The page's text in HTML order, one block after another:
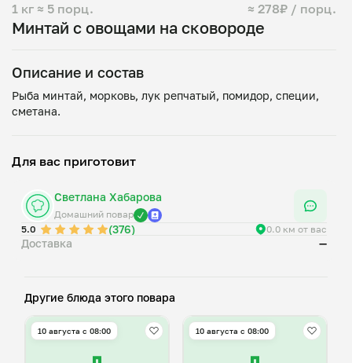
Минтай с овощами на сковороде
1 кг ≈ 5 порц. ≈ 278₽ / порц.
Описание и состав
Рыба минтай, морковь, лук репчатый, помидор, специи,
Для вас приготовит
Светлана Хабарова
Домашний повар
5.0
(376) 0.0 км от вас
Доставка —
Другие блюда этого повара
10 августа с 08:00 10 августа с 08:00